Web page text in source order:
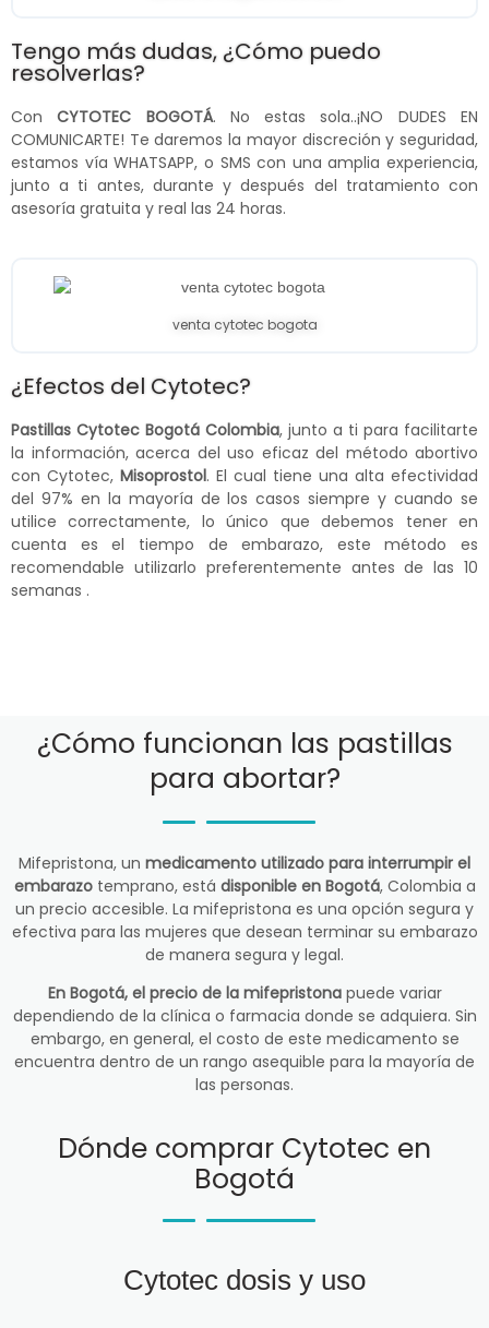
Tengo más dudas, ¿Cómo puedo
resolverlas?
ConCYTOTEC BOGOTÁ. No estas sola..¡NO DUDES EN
COMUNICARTE! Te daremos la mayor discreción y seguridad,
estamos vía WHATSAPP, o SMS con una amplia experiencia,
junto a ti antes, durante y después del tratamiento con
asesoría gratuita y real las 24 horas.
venta cytotec bogota
¿Efectos del Cytotec?
Pastillas Cytotec Bogotá Colombia, junto a ti para facilitarte
la información, acerca del uso eficaz del método abortivo
con Cytotec, Misoprostol. El cual tiene una alta efectividad
del 97% en la mayoría de los casos siempre y cuando se
utilice correctamente, lo único que debemos tener en
cuenta es el tiempo de embarazo, este método es
recomendable utilizarlo preferentemente antes de las 10
semanas .
¿Cómo funcionan las pastillas
para abortar?
Mifepristona, un medicamento utilizado para interrumpir el
embarazotemprano, está disponible en Bogotá, Colombia a
un precio accesible. La mifepristona es una opción segura y
efectiva para las mujeres que desean terminar su embarazo
de manera segura y legal.
En Bogotá, el precio de la mifepristonapuede variar
dependiendo de la clínica o farmacia donde se adquiera. Sin
embargo, en general, el costo de este medicamento se
encuentra dentro de un rango asequible para la mayoría de
las personas.
Dónde comprar Cytotec en
Bogotá
Cytotec dosis y uso